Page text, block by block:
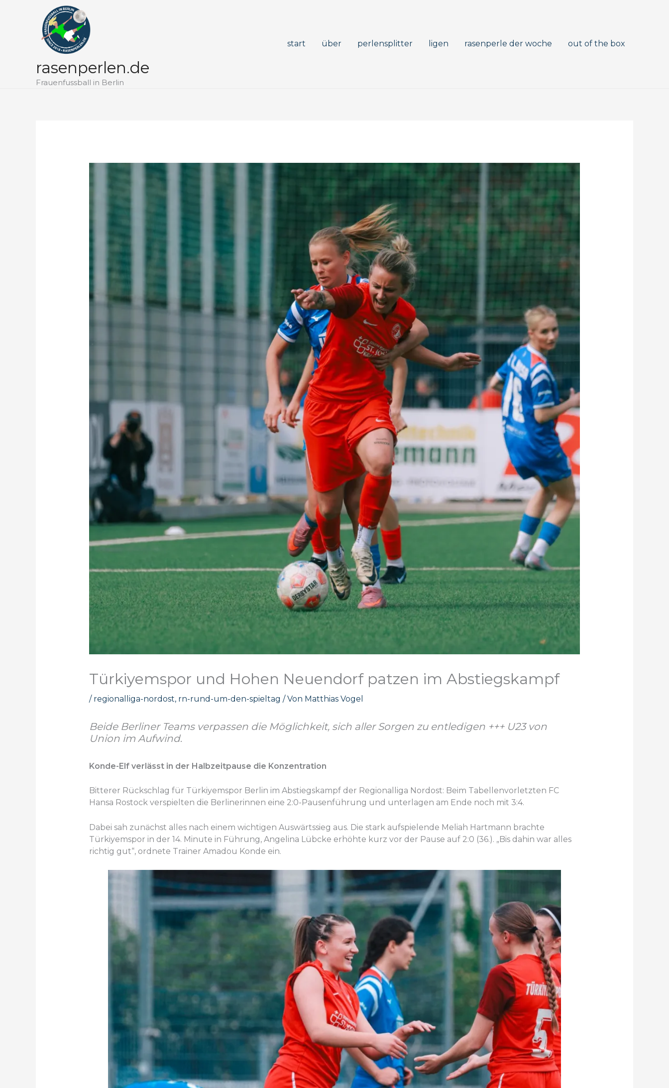
rasenperlen.de
Frauenfussball in Berlin
start über perlensplitter ligen rasenperle der woche out of the box
Türkiyemspor und Hohen Neuendorf patzen im Abstiegskampf
/ regionalliga-nordost, rn-rund-um-den-spieltag / Von Matthias Vogel
Beide Berliner Teams verpassen die Möglichkeit, sich aller Sorgen zu entledigen +++ U23 von
Union im Aufwind.
Konde-Elf verlässt in der Halbzeitpause die Konzentration
Bitterer Rückschlag für Türkiyemspor Berlin im Abstiegskampf der Regionalliga Nordost: Beim Tabellenvorletzten FC
Hansa Rostock verspielten die Berlinerinnen eine 2:0-Pausenführung und unterlagen am Ende noch mit 3:4.
Dabei sah zunächst alles nach einem wichtigen Auswärtssieg aus. Die stark aufspielende Meliah Hartmann brachte
Türkiyemspor in der 14. Minute in Führung, Angelina Lübcke erhöhte kurz vor der Pause auf 2:0 (36.). „Bis dahin war alles
richtig gut“, ordnete Trainer Amadou Konde ein.